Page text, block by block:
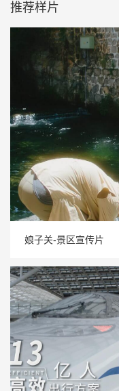
推荐样片
娘子关-景区宣传片
娘子关-景区宣传片